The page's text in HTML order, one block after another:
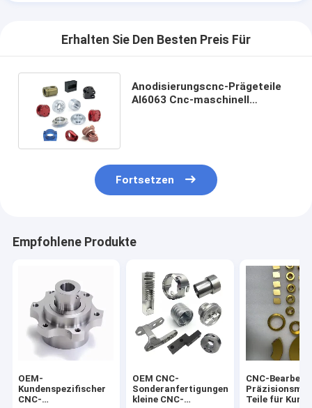
Erhalten Sie Den Besten Preis Für
Anodisierungscnc-Prägeteile
Al6063 Cnc-maschinell
Fortsetzen
Empfohlene Produkte
OEM-
Kundenspezifischer
CNC-
OEM CNC-
Sonderanfertigungen,
kleine CNC-
CNC-
Teile für